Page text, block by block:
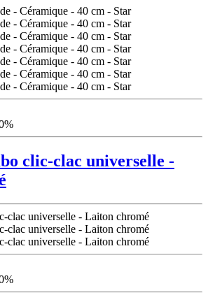
clic-clac universelle -